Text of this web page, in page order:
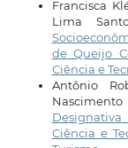
Francisca
Lima
de Queijo
Ciência e
Antônio
Ciência e